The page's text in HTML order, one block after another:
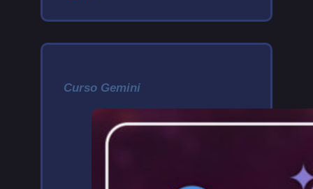
Curso Gemini